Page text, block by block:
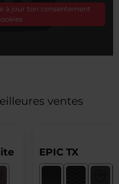
à jour ton consentement
ventes
EPIC TX